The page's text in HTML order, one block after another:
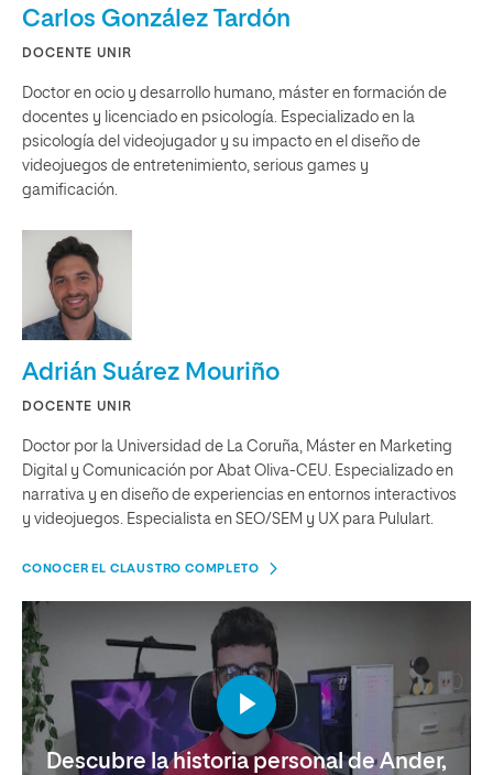
Carlos González Tardón
DOCENTE UNIR
Doctor en ocio y desarrollo humano, máster en formación de
docentes y licenciado en psicología. Especializado en la
psicología del videojugador y su impacto en el diseño de
videojuegos de entretenimiento, serious games y
gamificación.
Adrián Suárez Mouriño
DOCENTE UNIR
Doctor por la Universidad de La Coruña, Máster en Marketing
Digital y Comunicación por Abat Oliva-CEU. Especializado en
narrativa y en diseño de experiencias en entornos interactivos
y videojuegos. Especialista en SEO/SEM y UX para Pululart.
CONOCER EL CLAUSTRO COMPLETO
Descubre la historia personal de Ander,